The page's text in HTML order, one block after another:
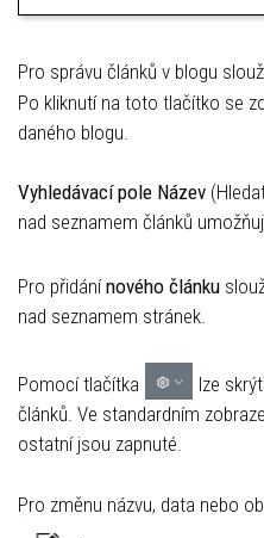
Pro správu článků v blogu
Po kliknutí na toto tlačítko se
daného blogu.
Vyhledávací pole Název
nad seznamem článků
Pro přidánínového článku
nad seznamem stránek.
Pomocí tlačítka
lze
článků. Ve standardním
ostatní jsou zapnuté.
Pro změnu názvu, data nebo